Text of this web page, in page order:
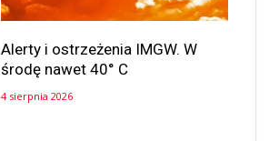
Alerty i ostrzeżenia IMGW. W
środę nawet 40° C
4 sierpnia 2026